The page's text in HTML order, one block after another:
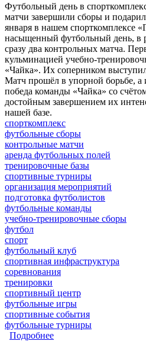
Футбольный день в
матчи завершили сборы и
января в нашем спорткомплексе
насыщенный футбольный день, в
сразу два контрольных матча.
кульминацией учебно-
«Чайка». Их соперником
Матч прошёл в упорной борьбе, а
победа команды «Чайка» со
достойным завершением их
нашей базе.
спорткомплекс
футбольные сборы
контрольные матчи
аренда футбольных полей
тренировочные базы
спортивные турниры
организация мероприятий
подготовка футболистов
футбольные команды
учебно-тренировочные сборы
футбол
спорт
футбольный клуб
спортивная инфраструктура
соревнования
тренировки
спортивный центр
футбольные игры
спортивные события
футбольные турниры
Подробнее